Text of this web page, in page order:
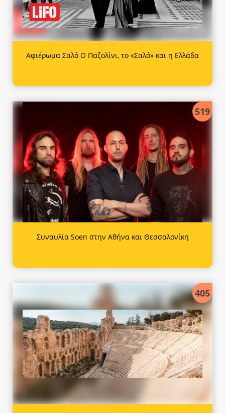
Αφιέρωμα Σαλό Ο Παζολίνι, το «Σαλό» και η Ελλάδα
519
Συναυλία Soen στην Αθήνα και Θεσσαλονίκη
405